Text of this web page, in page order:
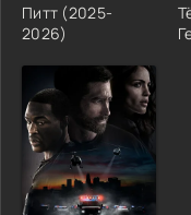
Питт (2025-
2026)